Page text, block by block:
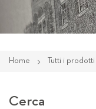
Home Tutti i prodotti
Cerca